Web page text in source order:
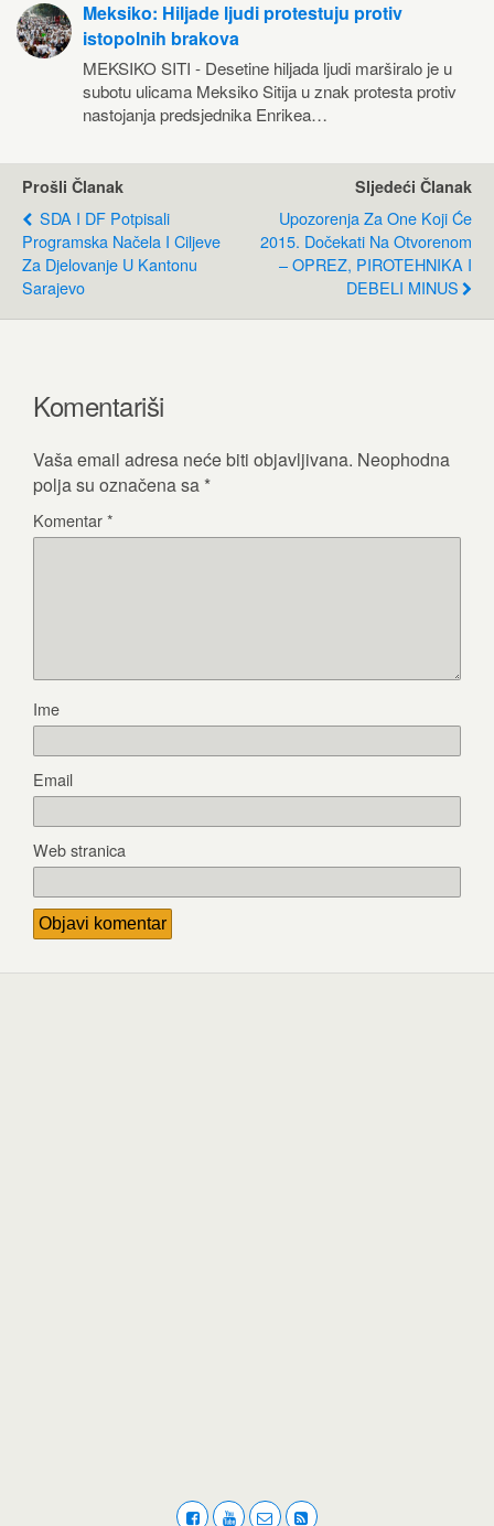
Meksiko: Hiljade ljudi protestuju protiv
istopolnih brakova
MEKSIKO SITI - Desetine hiljada ljudi marširalo je u
subotu ulicama Meksiko Sitija u znak protesta protiv
nastojanja predsjednika Enrikea…
Prošli Članak
SDA I DF Potpisali
Programska Načela I Ciljeve
Za Djelovanje U Kantonu
Sarajevo
Sljedeći Članak
Upozorenja Za One Koji Će
2015. Dočekati Na Otvorenom
– OPREZ, PIROTEHNIKA I
DEBELI MINUS
Komentariši
Vaša email adresa neće biti objavljivana. Neophodna
polja su označena sa *
Komentar*
Ime
Email
Web stranica